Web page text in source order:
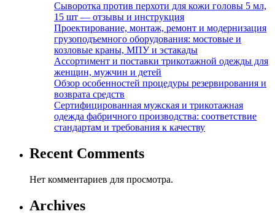
Сыворотка против перхоти для кожи головы 5 мл,
15 шт — отзывы и инструкция
Проектирование, монтаж, ремонт и модернизация
грузоподъемного оборудования: мостовые и
козловые краны, МПУ и эстакады
Ассортимент и поставки трикотажной одежды для
женщин, мужчин и детей
Обзор особенностей процедуры резервирования и
возврата средств
Сертифицированная мужская и трикотажная
одежда фабричного производства: соответствие
стандартам и требования к качеству
Recent Comments
Нет комментариев для просмотра.
Archives